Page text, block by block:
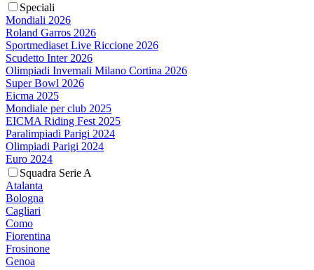
Speciali
Mondiali 2026
Roland Garros 2026
Sportmediaset Live Riccione 2026
Scudetto Inter 2026
Olimpiadi Invernali Milano Cortina 2026
Super Bowl 2026
Eicma 2025
Mondiale per club 2025
EICMA Riding Fest 2025
Paralimpiadi Parigi 2024
Olimpiadi Parigi 2024
Euro 2024
Squadra Serie A
Atalanta
Bologna
Cagliari
Como
Fiorentina
Frosinone
Genoa